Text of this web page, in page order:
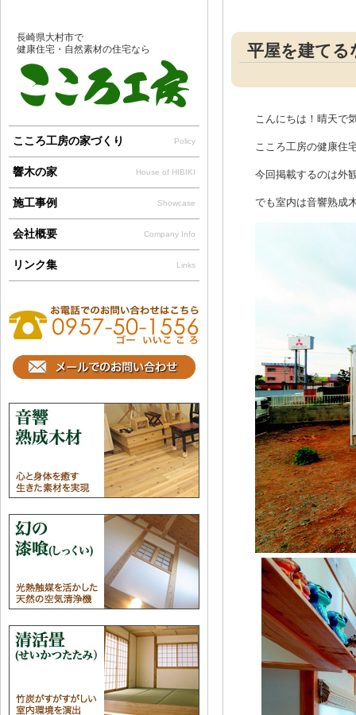
平屋を建てる
こんにちは！晴天で
こころ工房の健康住
今回掲載するのは外
でも室内は音響熟成
長崎県大村市で
健康住宅・自然素材の住宅なら
こころ工房の家づくり Policy
響木の家 House of HIBIKI
施工事例 Showcase
会社概要 Company Info
リンク集 Links